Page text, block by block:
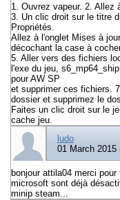
1. Ouvrez vapeur. 2. Allez
3. Un clic droit sur ​​le titre
Propriétés.
Allez à l'onglet Mises à
décochant la case à
5. Aller vers des fichiers
l'exe du jeu,
pour AW SP
et supprimer ces fichiers.
dossier et supprimez le
Faites un clic droit sur ​​le
cache jeu.
ludo
01 March 2015
bonjour attila04 merci
microsoft sont déjà
minip steam...